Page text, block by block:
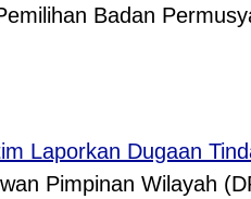
Badan
Laporkan Dugaan
Pimpinan Wilayah